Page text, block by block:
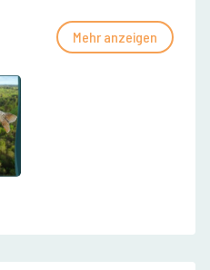
Mehr anzeigen